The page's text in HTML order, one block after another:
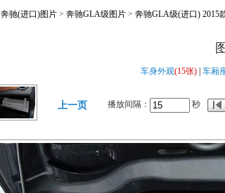
奔驰(进口)图片 > 奔驰GLA级图片 > 奔驰GLA级(进口) 2015
车身外观(15张) 车厢
上一页 播放间隔： 秒